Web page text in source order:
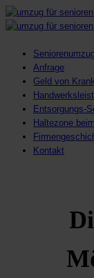
Anfrage
Geld von
Entsorgungs-
Haltezone
Kontakt